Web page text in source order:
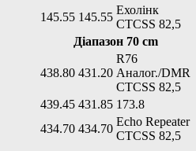
145.55 145.55
Ехолінк
CTCSS 82,5
Діапазон 70 cm
438.80 431.20
R76
Аналог./DMR
CTCSS 82,5
439.45 431.85 173.8
434.70 434.70
Echo Repeater
CTCSS 82,5